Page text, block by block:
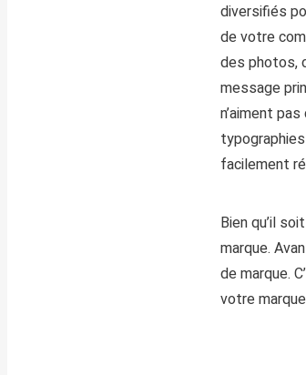
diversifiés
de votre
des photos,
message
n’aiment
facilement
Bien qu’il
marque.
de marque. C
votre